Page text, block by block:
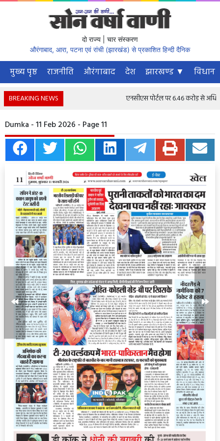
दो राज्य | चार संस्करण
औरंगाबाद, आरा, पटना एवं रांची (झारखंड) से प्रकाशित हिन्दी दैनिक
मुख्य पृष्ठ राजनीति औरंगाबाद देश झारखण्ड ▼
BREAKING NEWS एनसीएस पोर्टल पर 6.46 करोड़ से अधिक
Dumka - 11 Feb 2026 - Page 11